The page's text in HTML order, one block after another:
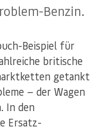
Benzin.
Beispiel für
britische
getankt
— der Wagen
In den
Ersatz-